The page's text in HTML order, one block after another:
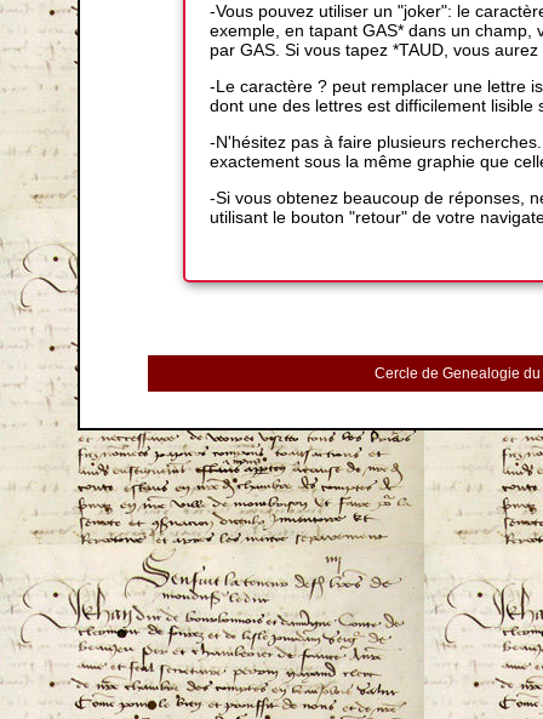
-Vous pouvez utiliser un "joker": le
exemple, en tapant GAS* dans un
par GAS. Si vous tapez *TAUD, vous
-Le caractère ? peut remplacer une lettre
dont une des lettres est difficilement lisible
-N'hésitez pas à faire plusieurs
exactement sous la même graphie que
-Si vous obtenez beaucoup de réponses,
utilisant le bouton "retour" de votre
Cercle de Genealogie